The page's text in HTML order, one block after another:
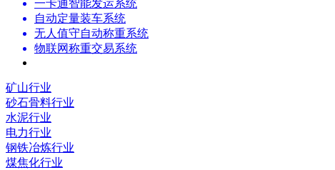
一卡通智能发运系统
自动定量装车系统
无人值守自动称重系统
物联网称重交易系统
矿山行业
砂石骨料行业
水泥行业
电力行业
钢铁冶炼行业
煤焦化行业